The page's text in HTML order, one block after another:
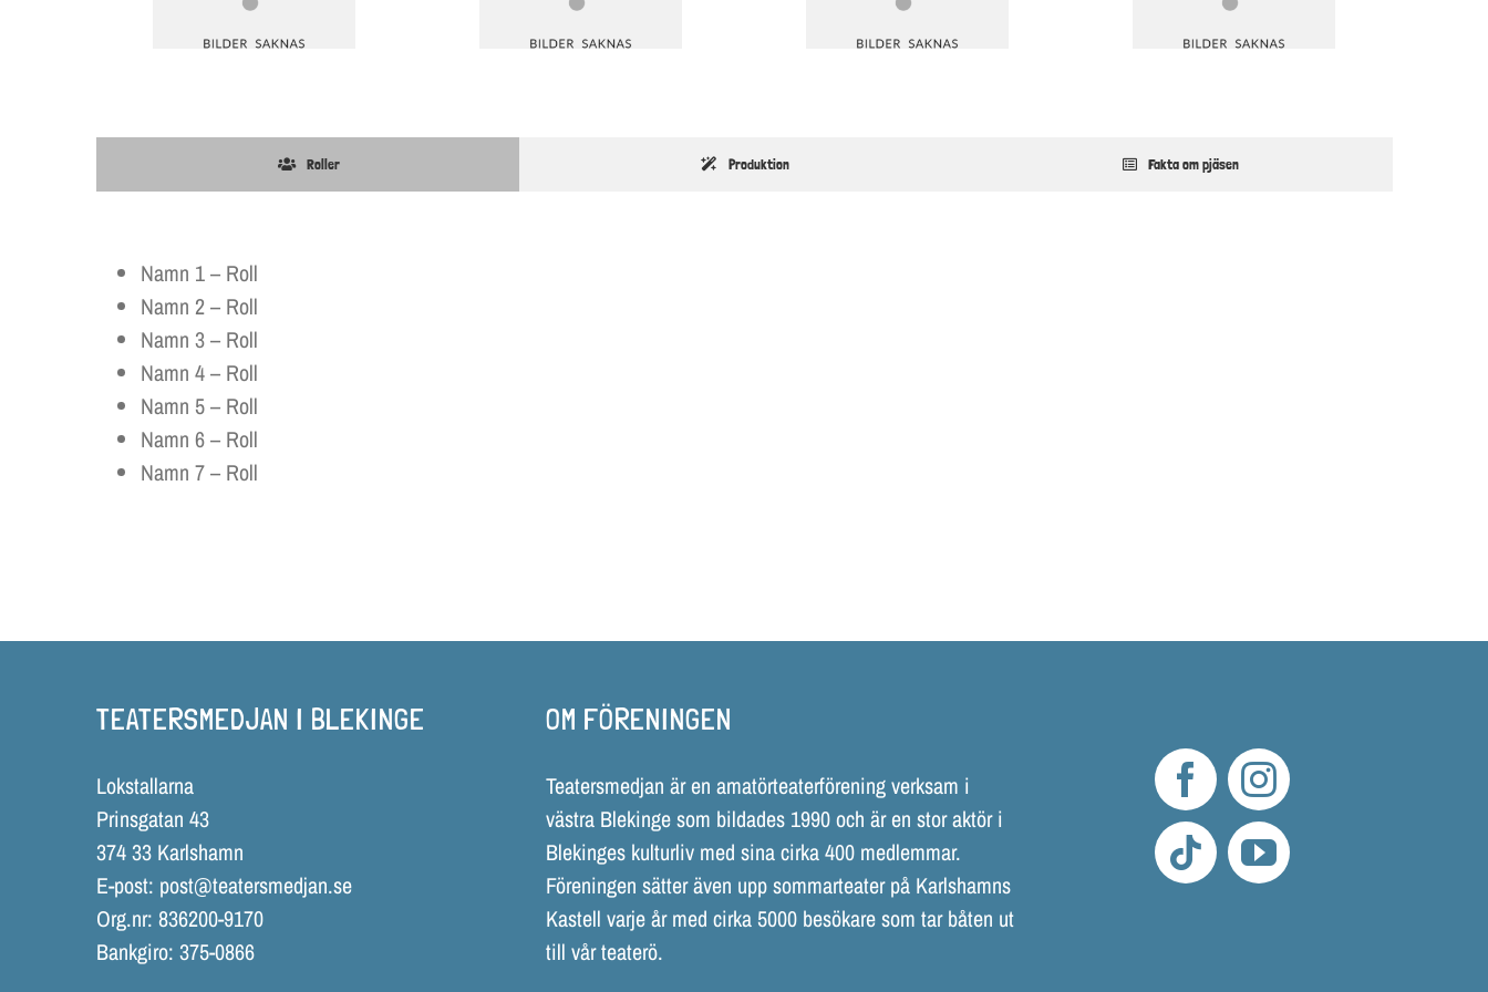
Roller Produktion Fakta om pjäsen
Namn 1 – Roll
Namn 2 – Roll
Namn 3 – Roll
Namn 4 – Roll
Namn 5 – Roll
Namn 6 – Roll
Namn 7 – Roll
TEATERSMEDJAN I BLEKINGE
Lokstallarna
Prinsgatan 43
374 33 Karlshamn
E-post: post@teatersmedjan.se
Org.nr: 836200-9170
Bankgiro: 375-0866
OM FÖRENINGEN
Teatersmedjan är en amatörteaterförening verksam i
västra Blekinge som bildades 1990 och är en stor aktör i
Blekinges kulturliv med sina cirka 400 medlemmar.
Föreningen sätter även upp sommarteater på Karlshamns
Kastell varje år med cirka 5000 besökare som tar båten ut
till vår teaterö.